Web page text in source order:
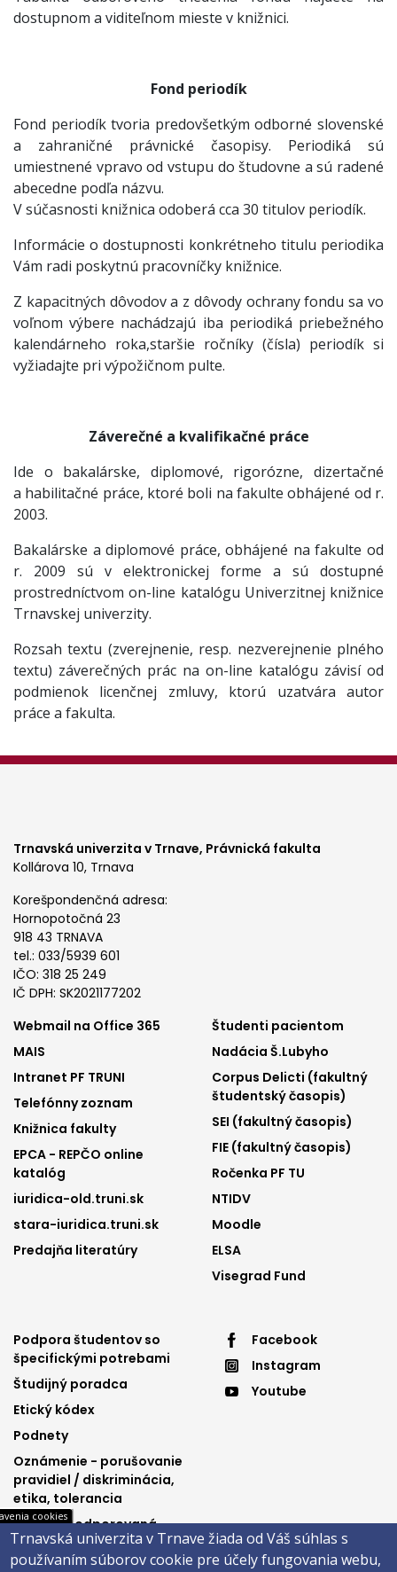
dostupnom a viditeľnom mieste v knižnici.
Fond periodík
Fond periodík tvoria predovšetkým odborné slovenské
a zahraničné právnické časopisy. Periodiká sú
umiestnené vpravo od vstupu do študovne a sú radené
abecedne podľa názvu.
V súčasnosti knižnica odoberá cca 30 titulov periodík.
Informácie o dostupnosti konkrétneho titulu periodika
Vám radi poskytnú pracovníčky knižnice.
Z kapacitných dôvodov a z dôvody ochrany fondu sa vo
voľnom výbere nachádzajú iba periodiká priebežného
kalendárneho roka,staršie ročníky (čísla) periodík si
vyžiadajte pri výpožičnom pulte.
Záverečné a kvalifikačné práce
Ide o bakalárske, diplomové, rigorózne, dizertačné
a habilitačné práce, ktoré boli na fakulte obhájené od r.
2003.
Bakalárske a diplomové práce, obhájené na fakulte od
r. 2009 sú v elektronickej forme a sú dostupné
prostredníctvom on-line katalógu Univerzitnej knižnice
Trnavskej univerzity.
Rozsah textu (zverejnenie, resp. nezverejnenie plného
textu) záverečných prác na on-line katalógu závisí od
podmienok licenčnej zmluvy, ktorú uzatvára autor
práce a fakulta.
Trnavská univerzita v Trnave, Právnická fakulta
Kollárova 10, Trnava
Korešpondenčná adresa:
Hornopotočná 23
918 43 TRNAVA
tel.: 033/5939 601
IČO: 318 25 249
IČ DPH: SK2021177202
Footer
menu
1
Webmail na Office 365
MAIS
Intranet PF TRUNI
Telefónny zoznam
Knižnica fakulty
EPCA - REPČO online
katalóg
iuridica-old.truni.sk
stara-iuridica.truni.sk
Predajňa literatúry
Footer
menu
2
Študenti pacientom
Nadácia Š.Lubyho
Corpus Delicti (fakultný
študentský časopis)
SEI (fakultný časopis)
FIE (fakultný časopis)
Ročenka PF TU
NTIDV
Moodle
ELSA
Visegrad Fund
Footer
menu
3
Podpora študentov so
špecifickými potrebami
Študijný poradca
Etický kódex
Podnety
Oznámenie - porušovanie
pravidiel / diskriminácia,
etika, tolerancia
Výučba podporovaná
Ministerstvom
spravodlivosti SR
Footer
menu
Facebook
Instagram
Youtube
cookies
Trnavská univerzita v Trnave žiada od Váš súhlas s
používaním súborov cookie pre účely fungovania webu,